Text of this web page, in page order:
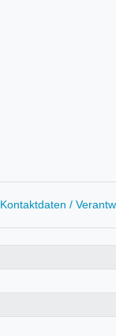
Kontaktdaten /